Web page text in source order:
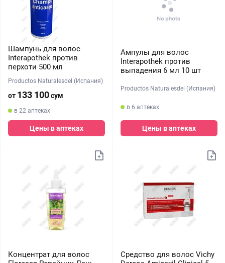
Шампунь для волос
Interapothek против
перхоти 500 мл
Productos Naturalesdel (Испания)
от 133 100сум
в 22 аптеках
Цены в аптеках
Ампулы для волос
Interapothek против
выпадения 6 мл 10 шт
Productos Naturalesdel (Испания)
в 6 аптеках
Цены в аптеках
Концентрат для волос
Средство для волос Vichy